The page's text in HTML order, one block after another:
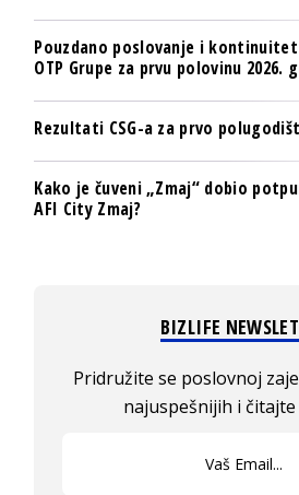
Pouzdano poslovanje i
OTP Grupe za prvu polovinu 2026.
Rezultati CSG-a za prvo
Kako je čuveni „Zmaj“ dobio
AFI City Zmaj?
BIZLIFE
Pridružite se poslovnoj
najuspešnijih i